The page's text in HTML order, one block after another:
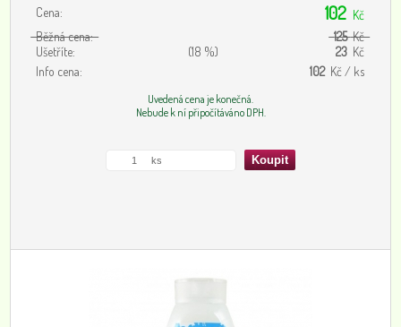
Cena: 102 Kč
Běžná cena:
125Kč
Ušetříte:
(18 %) 23 Kč
Info cena:
102 Kč / ks
Uvedená cena je konečná.
Nebude k ní připočítáváno DPH.